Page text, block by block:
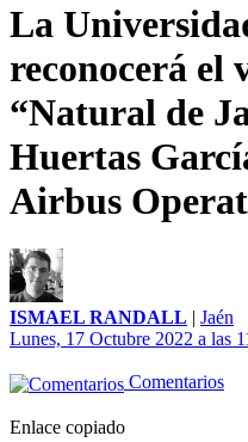
La
reconocerá el
“Natural de
Huertas
Airbus
ISMAEL RANDALL | Jaén
Lunes, 17 Octubre 2022 a las
Comentarios
Enlace copiado